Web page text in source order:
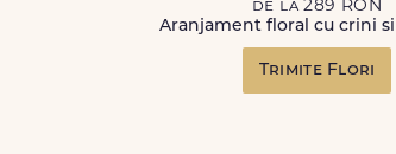
de la 289 RON
Aranjament floral cu crini
Trimite Flori